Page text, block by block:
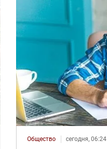
Общество сегодня, 06:24